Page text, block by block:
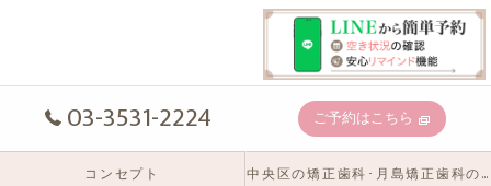
03-3531-2224 ご予約はこちら
コンセプト 中央区の矯正歯科･月島矯正歯科の口コミ情報